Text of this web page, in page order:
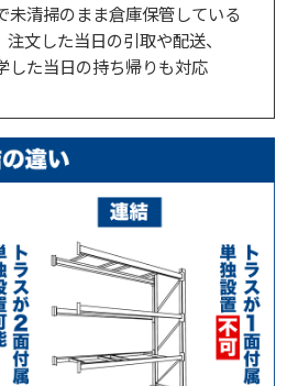
未清掃のまま倉庫保管している
文した当日の引取や配送、
した当日の持ち帰りも対応